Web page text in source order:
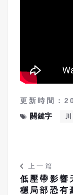
更新時間：
關鍵字
上一篇
低壓帶影響
穩局部恐